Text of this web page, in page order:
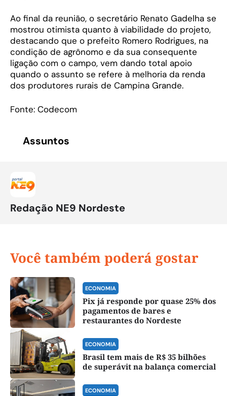
Ao final da reunião, o secretário Renato Gadelha se
mostrou otimista quanto à viabilidade do projeto,
destacando que o prefeito Romero Rodrigues, na
condição de agrônomo e da sua consequente
ligação com o campo, vem dando total apoio
quando o assunto se refere à melhoria da renda
dos produtores rurais de Campina Grande.
Fonte: Codecom
Assuntos
Redação NE9 Nordeste
Você também poderá gostar
ECONOMIA
Pix já responde por quase 25% dos
pagamentos de bares e
restaurantes do Nordeste
ECONOMIA
Brasil tem mais de R$ 35 bilhões
de superávit na balança comercial
ECONOMIA